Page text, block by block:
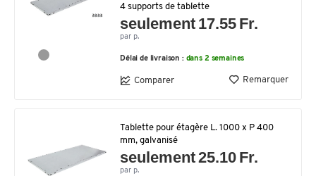
4 supports de tablette
seulement 17.55 Fr.
par p.
Délai de livraison : dans 2 semaines
Comparer Remarquer
Tablette pour étagère L. 1000 x P 400
mm, galvanisé
seulement 25.10 Fr.
par p.